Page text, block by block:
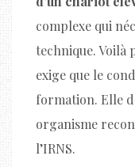
complexe qui
technique. Voilà
exige que le
formation. Elle
organisme
l’IRNS.